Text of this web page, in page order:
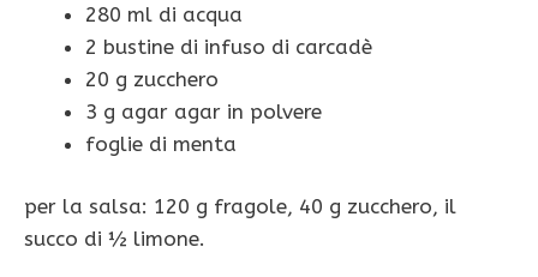
280 ml di acqua
2 bustine di infuso di carcadè
20 g zucchero
3 g agar agar in polvere
foglie di menta
per la salsa: 120 g fragole, 40 g zucchero, il
succo di ½ limone.